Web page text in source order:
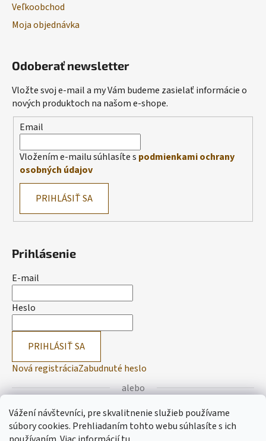
Vážení návštevníci, pre skvalitnenie služieb používame
súbory cookies. Prehliadaním tohto webu súhlasíte s ich
Veľkoobchod
Moja objednávka
Odoberať newsletter
Vložte svoj e-mail a my Vám budeme zasielať informácie o
nových produktoch na našom e-shope.
Email
Vložením e-mailu súhlasíte s podmienkami ochrany
osobných údajov
PRIHLÁSIŤ SA
Prihlásenie
E-mail
Heslo
PRIHLÁSIŤ SA
Nová registráciaZabudnuté heslo
alebo
Prihlásiť sa cez Facebook